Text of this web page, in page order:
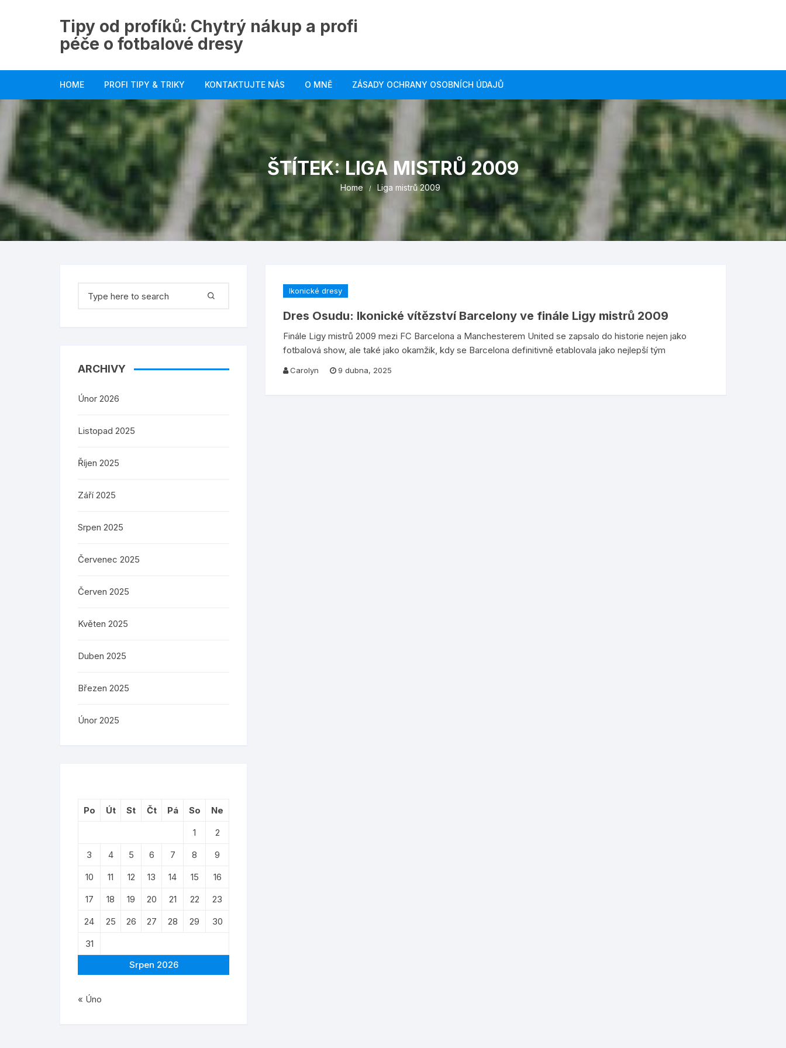
Tipy od profíků: Chytrý nákup a profi
péče o fotbalové dresy
HOME PROFI TIPY & TRIKY KONTAKTUJTE NÁS O MNĚ ZÁSADY OCHRANY OSOBNÍCH ÚDAJŮ
ŠTÍTEK:LIGA MISTRŮ 2009
Home Liga mistrů 2009
Ikonické dresy
Dres Osudu: Ikonické vítězství Barcelony ve finále Ligy mistrů 2009
Finále Ligy mistrů 2009 mezi FC Barcelona a Manchesterem United se zapsalo do historie nejen jako
fotbalová show, ale také jako okamžik, kdy se Barcelona definitivně etablovala jako nejlepší tým
Carolyn 9 dubna, 2025
for:
ARCHIVY
Únor 2026
Listopad 2025
Říjen 2025
Září 2025
Srpen 2025
Červenec 2025
Červen 2025
Květen 2025
Duben 2025
Březen 2025
Únor 2025
Srpen 2026
Po Út St Čt Pá So
Ne
1
2
3
4 5 6 7 8
9
10
11 12 13 14 15
16
17
18 19 20 21 22
23
24
25 26 27 28 29
30
31
« Úno